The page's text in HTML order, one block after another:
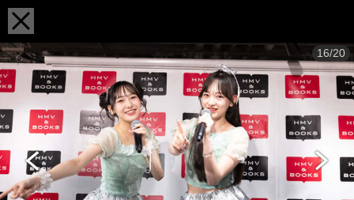
16/20